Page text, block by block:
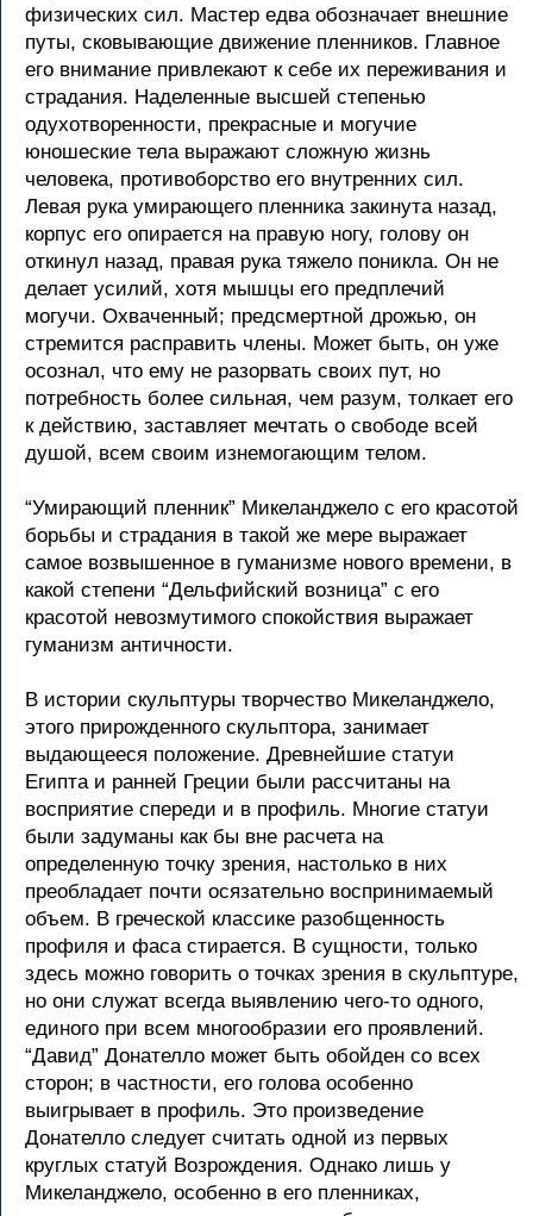
физических сил. Мастер едва обозначает внешние
путы, сковывающие движение пленников. Главное
его внимание привлекают к себе их переживания и
страдания. Наделенные высшей степенью
одухотворенности, прекрасные и могучие
юношеские тела выражают сложную жизнь
человека, противоборство его внутренних сил.
Левая рука умирающего пленника закинута назад,
корпус его опирается на правую ногу, голову он
откинул назад, правая рука тяжело поникла. Он не
делает усилий, хотя мышцы его предплечий
могучи. Охваченный; предсмертной дрожью, он
стремится расправить члены. Может быть, он уже
осознал, что ему не разорвать своих пут, но
потребность более сильная, чем разум, толкает его
к действию, заставляет мечтать о свободе всей
душой, всем своим изнемогающим телом.
“Умирающий пленник” Микеланджело с его красотой
борьбы и страдания в такой же мере выражает
самое возвышенное в гуманизме нового времени, в
какой степени “Дельфийский возница” с его
красотой невозмутимого спокойствия выражает
гуманизм античности.
В истории скульптуры творчество Микеланджело,
этого прирожденного скульптора, занимает
выдающееся положение. Древнейшие статуи
Египта и ранней Греции были рассчитаны на
восприятие спереди и в профиль. Многие статуи
были задуманы как бы вне расчета на
определенную точку зрения, настолько в них
преобладает почти осязательно воспринимаемый
объем. В греческой классике разобщенность
профиля и фаса стирается. В сущности, только
здесь можно говорить о точках зрения в скульптуре,
но они служат всегда выявлению чего-то одного,
единого при всем многообразии его проявлений.
“Давид” Донателло может быть обойден со всех
сторон; в частности, его голова особенно
выигрывает в профиль. Это произведение
Донателло следует считать одной из первых
круглых статуй Возрождения. Однако лишь у
Микеланджело, особенно в его пленниках,